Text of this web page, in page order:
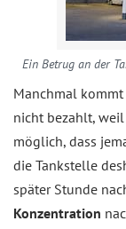
Ein Betrug an der
Manchmal kommt
nicht bezahlt,
möglich, dass
die Tankstelle
später Stunde
Konzentration